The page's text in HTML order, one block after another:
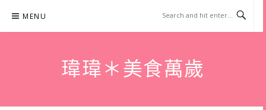
content
MENU
瑋瑋＊美食萬歲